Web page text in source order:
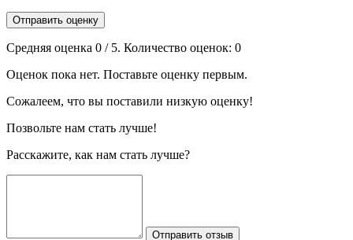
Отправить оценку
Средняя оценка 0 / 5. Количество оценок: 0
Оценок пока нет. Поставьте оценку первым.
Сожалеем, что вы поставили низкую оценку!
Позвольте нам стать лучше!
Расскажите, как нам стать лучше?
Отправить отзыв